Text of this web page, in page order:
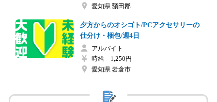
愛知県 額田郡
夕方からのオシゴト/PCアクセサリーの
仕分け・梱包/週4日
アルバイト
時給 1,250円
愛知県 岩倉市